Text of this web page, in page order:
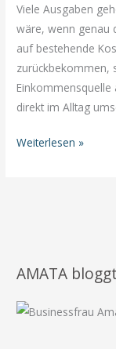
Viele Ausgaben
wäre, wenn genau
auf bestehende
zurückbekommen,
Einkommensquelle
direkt im Alltag
Cashback
eine
einfache
Lösung
Weiterlesen »
AMATA